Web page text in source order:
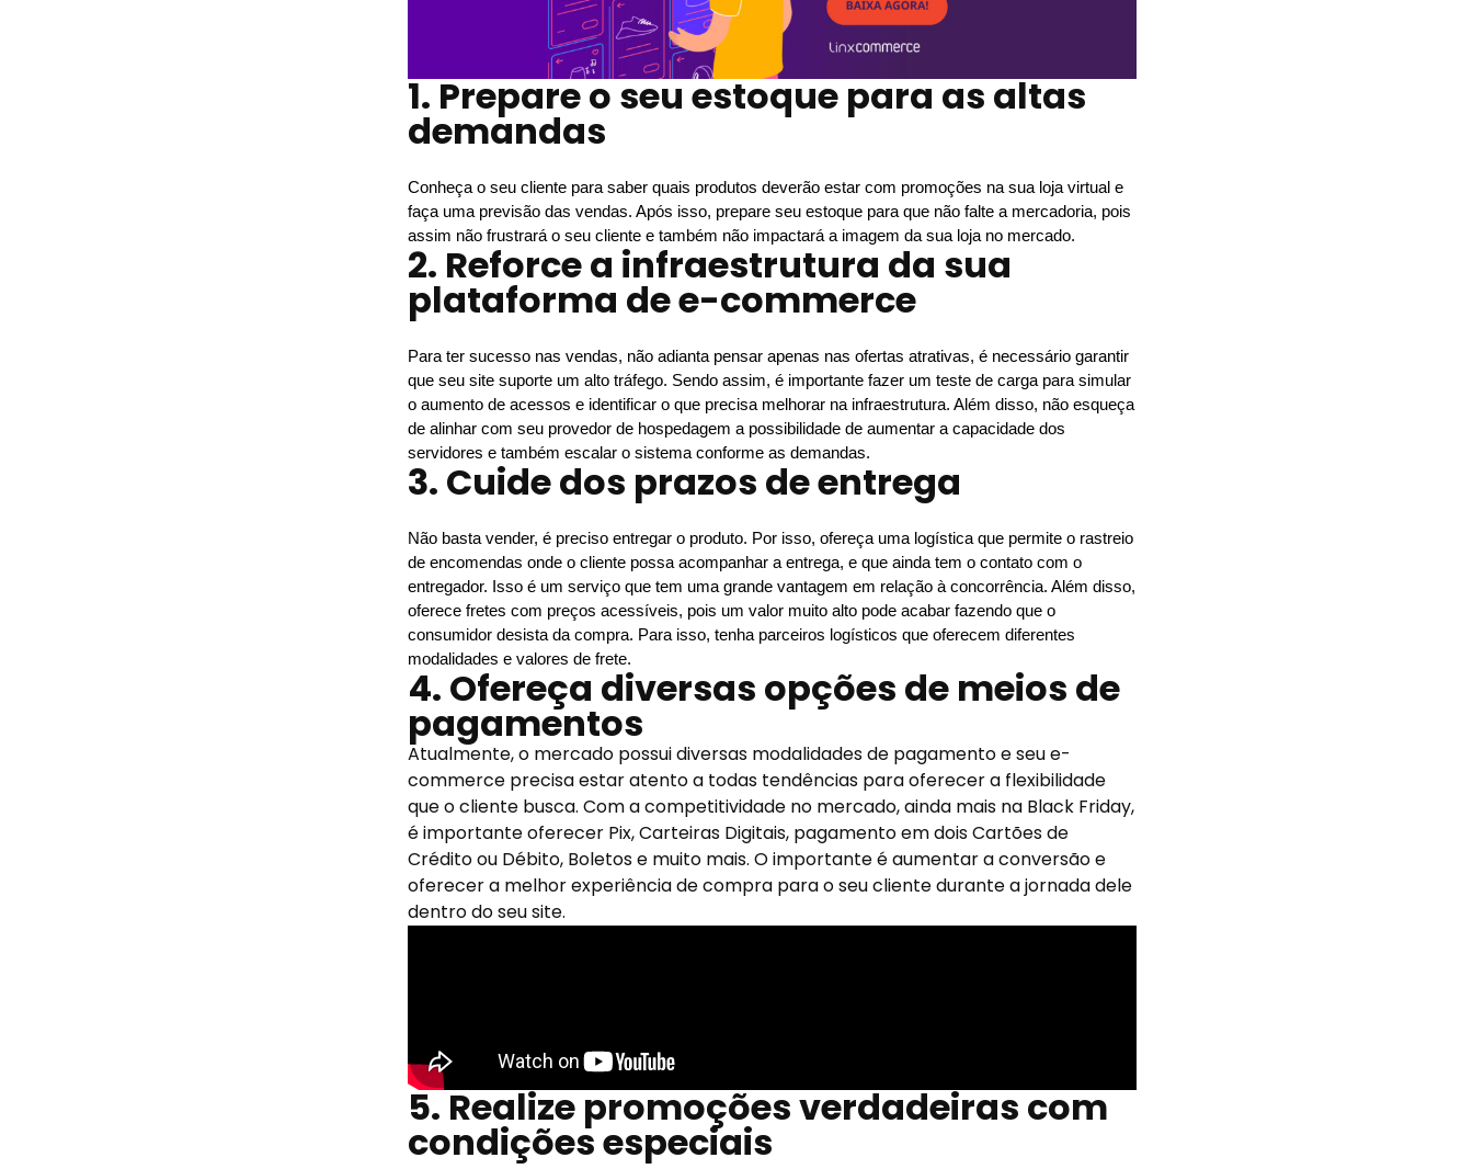
1. Prepare o seu estoque para as altas
demandas
Conheça o seu cliente para saber quais produtos deverão estar com promoções na sua loja virtual e
faça uma previsão das vendas. Após isso, prepare seu estoque para que não falte a mercadoria, pois
assim não frustrará o seu cliente e também não impactará a imagem da sua loja no mercado.
2. Reforce a infraestrutura da sua
plataforma de e-commerce
Para ter sucesso nas vendas, não adianta pensar apenas nas ofertas atrativas, é necessário garantir
que seu site suporte um alto tráfego. Sendo assim, é importante fazer um teste de carga para simular
o aumento de acessos e identificar o que precisa melhorar na infraestrutura. Além disso, não esqueça
de alinhar com seu provedor de hospedagem a possibilidade de aumentar a capacidade dos
servidores e também escalar o sistema conforme as demandas.
3. Cuide dos prazos de entrega
Não basta vender, é preciso entregar o produto. Por isso, ofereça uma logística que permite o rastreio
de encomendas onde o cliente possa acompanhar a entrega, e que ainda tem o contato com o
entregador. Isso é um serviço que tem uma grande vantagem em relação à concorrência. Além disso,
oferece fretes com preços acessíveis, pois um valor muito alto pode acabar fazendo que o
consumidor desista da compra. Para isso, tenha parceiros logísticos que oferecem diferentes
modalidades e valores de frete.
4. Ofereça diversas opções de meios de
pagamentos
Atualmente, o mercado possui diversas modalidades de pagamento e seu e-
commerce precisa estar atento a todas tendências para oferecer a flexibilidade
que o cliente busca. Com a competitividade no mercado, ainda mais na Black Friday,
é importante oferecer Pix, Carteiras Digitais, pagamento em dois Cartões de
Crédito ou Débito, Boletos e muito mais. O importante é aumentar a conversão e
oferecer a melhor experiência de compra para o seu cliente durante a jornada dele
dentro do seu site.
5. Realize promoções verdadeiras com
condições especiais